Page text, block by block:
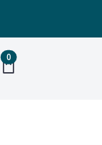
shopping_bag
0unread messages